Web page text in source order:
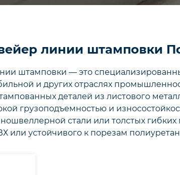
линии штамповки
штамповки — это
и других отраслях
деталей из листового
грузоподъемностью и
стали или толстых гибких
или устойчивого к порезам